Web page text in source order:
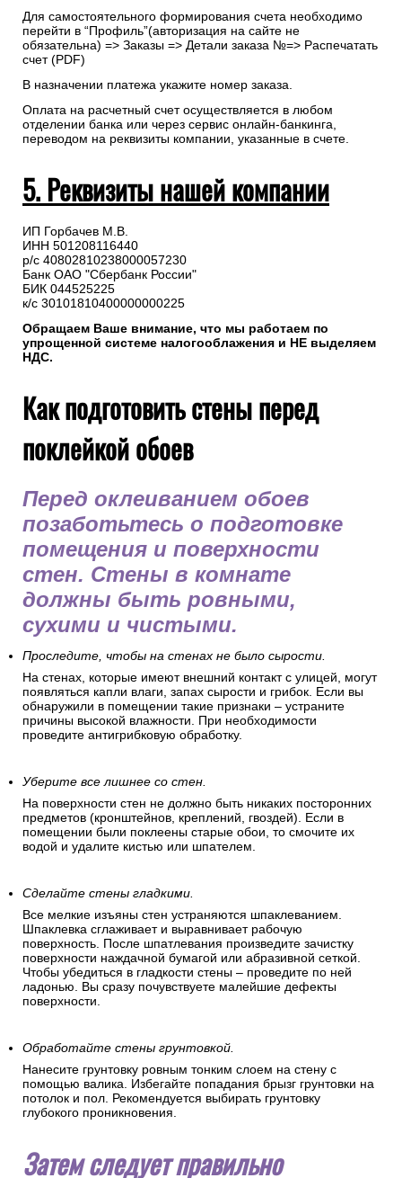
Для самостоятельного формирования счета необходимо
перейти в “Профиль”(авторизация на сайте не
обязательна) => Заказы => Детали заказа №=> Распечатать
счет (PDF)
В назначении платежа укажите номер заказа.
Оплата на расчетный счет осуществляется в любом
отделении банка или через сервис онлайн-банкинга,
переводом на реквизиты компании, указанные в счете.
5. Реквизиты нашей компании
ИП Горбачев М.В.
ИНН 501208116440
р/с 40802810238000057230
Банк ОАО "Сбербанк России"
БИК 044525225
к/с 30101810400000000225
Обращаем Ваше внимание, что мы работаем по
упрощенной системе налогооблажения и НЕ выделяем
НДС.
Как подготовить стены перед
поклейкой обоев
Перед оклеиванием обоев
позаботьтесь о подготовке
помещения и поверхности
стен. Стены в комнате
должны быть ровными,
сухими и чистыми.
Проследите, чтобы на стенах не было сырости.
На стенах, которые имеют внешний контакт с улицей, могут
появляться капли влаги, запах сырости и грибок. Если вы
обнаружили в помещении такие признаки – устраните
причины высокой влажности. При необходимости
проведите антигрибковую обработку.
Уберите все лишнее со стен.
На поверхности стен не должно быть никаких посторонних
предметов (кронштейнов, креплений, гвоздей). Если в
помещении были поклеены старые обои, то смочите их
водой и удалите кистью или шпателем.
Сделайте стены гладкими.
Все мелкие изъяны стен устраняются шпаклеванием.
Шпаклевка сглаживает и выравнивает рабочую
поверхность. После шпатлевания произведите зачистку
поверхности наждачной бумагой или абразивной сеткой.
Чтобы убедиться в гладкости стены – проведите по ней
ладонью. Вы сразу почувствуете малейшие дефекты
поверхности.
Обработайте стены грунтовкой.
Нанесите грунтовку ровным тонким слоем на стену с
помощью валика. Избегайте попадания брызг грунтовки на
потолок и пол. Рекомендуется выбирать грунтовку
глубокого проникновения.
Затем следует правильно